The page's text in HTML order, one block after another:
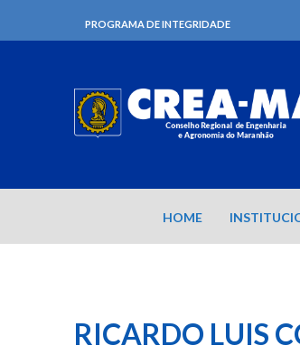
PROGRAMA DE INTEGRIDADE
HOME
RICARDO LUIS